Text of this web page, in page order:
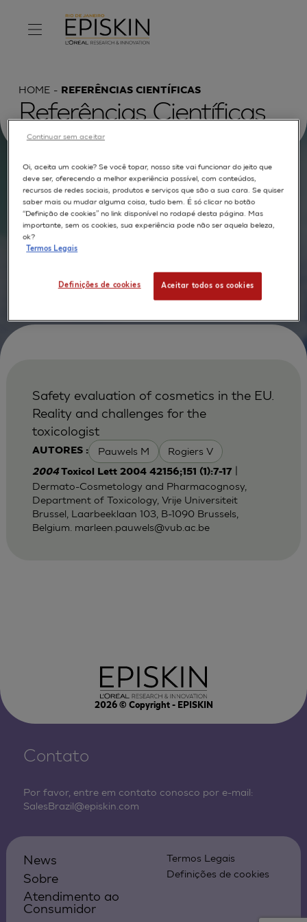
HOME REFERÊNCIAS CIENTÍFICAS
Referências Científicas
Procurar por :
TEXTO COMPLETO MODELOS APLICAÇÕES
AUTORES
AUTORES : Pauwels M Rogiers V
Safety evaluation of cosmetics in the EU.
Reality and challenges for the
toxicologist
2004 Toxicol Lett 2004 42156;151 (1):7-17
Dermato-Cosmetology and Pharmacognosy,
Department of Toxicology, Vrije Universiteit
Brussel, Laarbeeklaan 103, B-1090 Brussels,
Belgium. marleen.pauwels@vub.ac.be
2026© Copyright - EPISKIN
Contato
Por favor, entre em contato conosco por e-mail:
SalesBrazil@episkin.com
News
Sobre
Atendimento ao
Consumidor
Termos Legais
Definições de cookies
Oi, aceita um cookie? Se você topar, nosso site vai funcionar do jeito que
deve ser, oferecendo a melhor experiência possível, com conteúdos,
recursos de redes sociais, produtos e serviços que são a sua cara. Se quiser
saber mais ou mudar alguma coisa, tudo bem. É só clicar no botão
“Definição de cookies” no link disponível no rodapé desta página. Mas
importante, sem os cookies, sua experiência pode não ser aquela beleza,
ok?
Termos Legais
Definições de cookies Aceitar todos os cookies
Continuar sem aceitar